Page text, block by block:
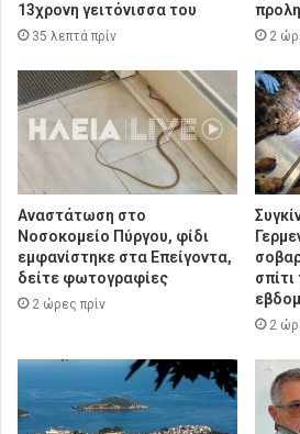
13χρονη γειτόνισσα του
35 λεπτά πρίν 2
Αναστάτωση στο
Νοσοκομείο Πύργου, φίδι
εμφανίστηκε στα Επείγοντα,
δείτε φωτογραφίες
2 ώρες πρίν
2